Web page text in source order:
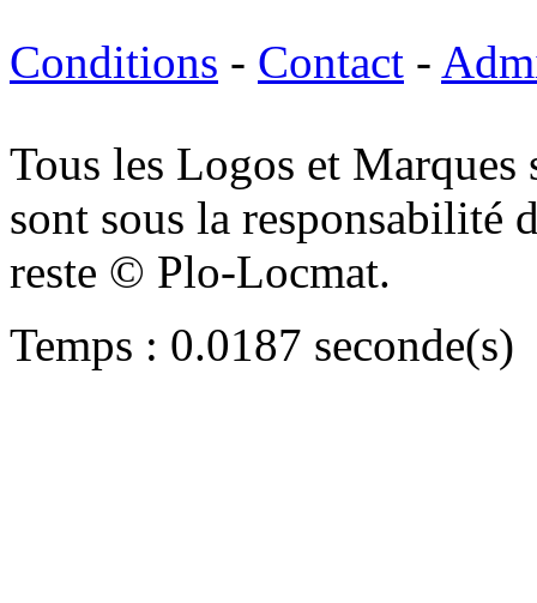
Conditions - Contact -
Tous les Logos et Marques
sont sous la responsabilité
reste © Plo-Locmat.
Temps : 0.0187 seconde(s)